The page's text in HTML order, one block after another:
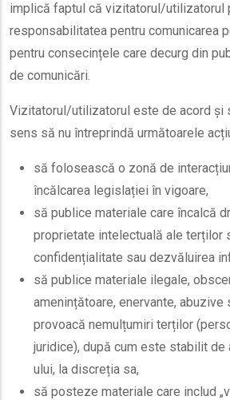
implică faptul că vizitatorul/utilizatorul
responsabilitatea pentru comunicarea
pentru consecințele care decurg din
de comunicări.
Vizitatorul/utilizatorul este de acord și
sens să nu întreprindă următoarele
să folosească o zonă de
încălcarea legislației în vigoare,
să publice materiale care încalcă
proprietate intelectuală ale terților
confidențialitate sau dezvăluirea
să publice materiale ilegale,
amenințătoare, enervante, abuzive
provoacă nemulțumiri terților
juridice), după cum este stabilit de
ului, la discreția sa,
să posteze materiale care includ